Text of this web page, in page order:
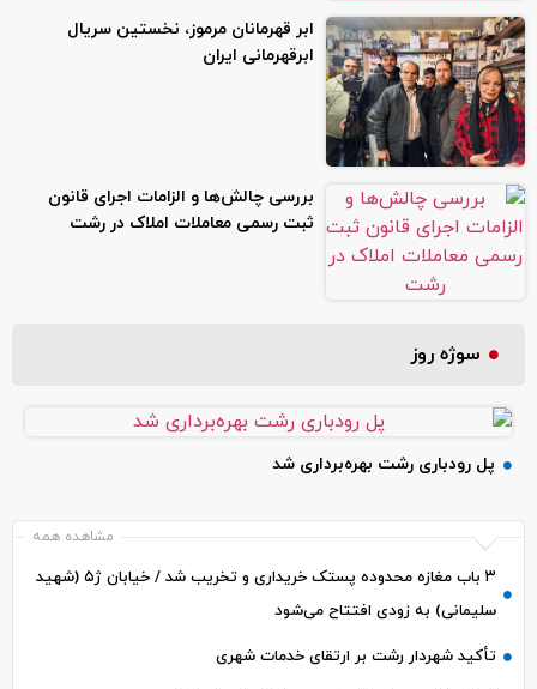
ابر قهرمانان مرموز، نخستین سریال
ابرقهرمانی ایران
بررسی چالش‌ها و الزامات اجرای قانون
ثبت رسمی معاملات املاک در رشت
سوژه روز
پل رودباری رشت بهره‌برداری شد
مشاهده همه
۳ باب مغازه محدوده پستک خریداری و تخریب شد / خیابان ژ۵ (شهید
سلیمانی) به زودی افتتاح می‌شود
تأکید شهردار رشت بر ارتقای خدمات شهری